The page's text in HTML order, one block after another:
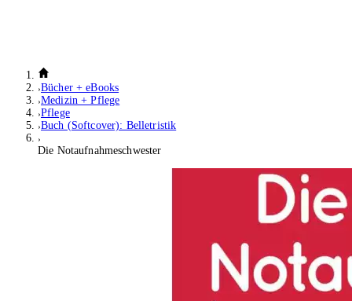
Bücher + eBooks
Medizin + Pflege
Pflege
Buch (Softcover): Belletristik
Die Notaufnahmeschwester